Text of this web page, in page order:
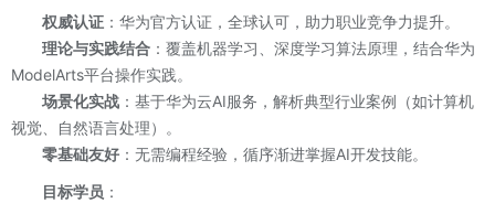
权威认证 ：华为官方认证，全球认可，助力职业竞争力提升。
理论与实践结合 ：覆盖机器学习、深度学习算法原理，结合华为
ModelArts平台操作实践。
场景化实战 ：基于华为云AI服务，解析典型行业案例（如计算机
视觉、自然语言处理）。
零基础友好 ：无需编程经验，循序渐进掌握AI开发技能。
目标学员 ：